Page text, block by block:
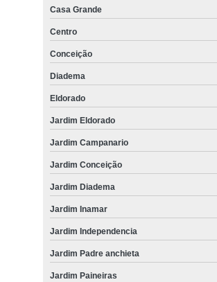
Casa Grande
Centro
Conceição
Diadema
Eldorado
Jardim Eldorado
Jardim Campanario
Jardim Conceição
Jardim Diadema
Jardim Inamar
Jardim Independencia
Jardim Padre anchieta
Jardim Paineiras